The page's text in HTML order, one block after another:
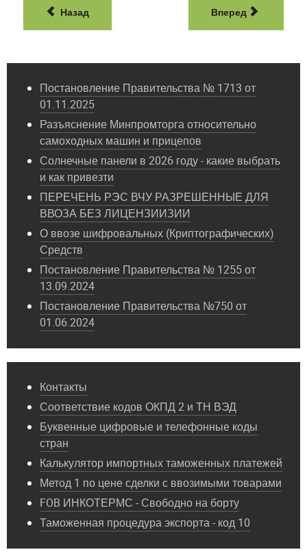
Назад Вперед
Постановление Правительства № 1713 от
01.11.2025
Разъяснение Минпромторга относительно
самоходных машин и прицепов
Солнечные панели в 2026 году - какие выбрать
и как привезти
ПЕРЕЧЕНЬ РЭС ВЧУ РАЗРЕШЕННЫЕ ДЛЯ
ВВОЗА БЕЗ ЛИЦЕНЗИИЗИИ
О ввозе шифровальных (Криптографических)
Средств
Постановление Правительства № 1255 от
13.09.2024
Постановление Правительства №750 от
01.06.2024
Контакты
Соответствие кодов ОКПД 2 и ТН ВЭД
Буквенные цифровые и телефонные коды
стран
Калькулятор импортных таможенных платежей
Метод 1 по цене сделки с ввозимыми товарами
FOB ИНКОТЕРМС - Свободно на борту
Таможенная процедура экспорта - код 10